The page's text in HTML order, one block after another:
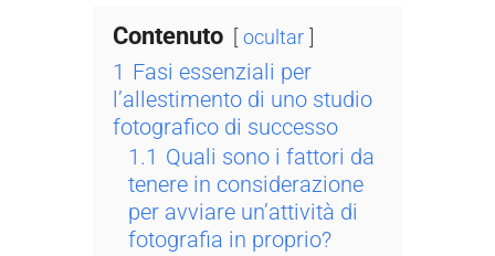
Contenuto ocultar
1 Fasi essenziali per
l’allestimento di uno studio
fotografico di successo
1.1 Quali sono i fattori da
tenere in considerazione
per avviare un’attività di
fotografia in proprio?